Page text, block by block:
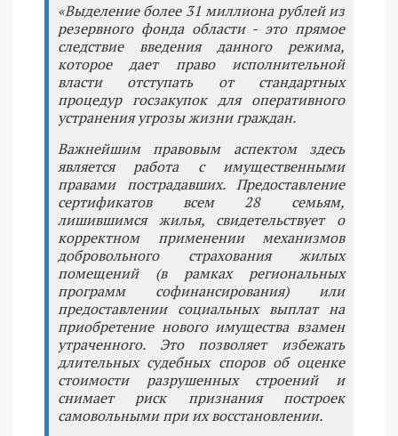
«Выделение более 31 миллиона рублей из
резервного фонда области - это прямое
следствие введения данного режима,
которое дает право исполнительной
власти отступать от стандартных
процедур госзакупок для оперативного
устранения угрозы жизни граждан.
Важнейшим правовым аспектом здесь
является работа с имущественными
правами пострадавших. Предоставление
сертификатов всем 28 семьям,
лишившимся жилья, свидетельствует о
корректном применении механизмов
добровольного страхования жилых
помещений (в рамках региональных
программ софинансирования) или
предоставлении социальных выплат на
приобретение нового имущества взамен
утраченного. Это позволяет избежать
длительных судебных споров об оценке
стоимости разрушенных строений и
снимает риск признания построек
самовольными при их восстановлении.